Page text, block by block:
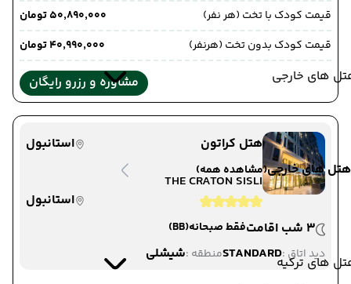
های خارجی
هتل های خارجی(مشاهده همه)
های ترکیه
قیمت کودک با تخت (هر نفر)
۵۰٬۸۹۰٬۰۰۰ تومان
قیمت کودک بدون تخت (هرنفر)
۴۰٬۹۹۰٬۰۰۰ تومان
مشاوره و رزرو رایگان
هتل کراتون
استانبول
THE CRATON SISLI
استانبول
3 شب اقامت
فقط صبحانه(BB)
دید اتاق :STANDARDمنطقه :شیشلی